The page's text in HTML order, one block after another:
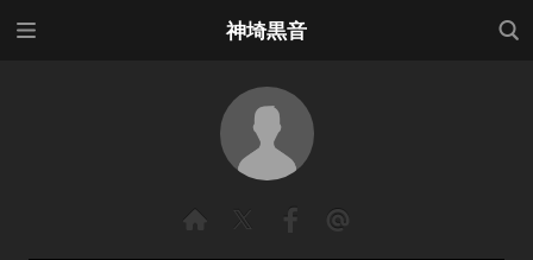
神埼黒音
検索